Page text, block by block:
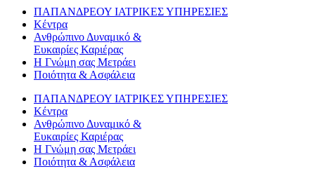
ΠΑΠΑΝΔΡΕΟΥ ΙΑΤΡΙΚΕΣ ΥΠΗΡΕΣΙΕΣ
Κέντρα
Ανθρώπινο Δυναμικό &
Ευκαιρίες Καριέρας
Η Γνώμη σας Μετράει
Ποιότητα & Ασφάλεια
ΠΑΠΑΝΔΡΕΟΥ ΙΑΤΡΙΚΕΣ ΥΠΗΡΕΣΙΕΣ
Κέντρα
Ανθρώπινο Δυναμικό &
Ευκαιρίες Καριέρας
Η Γνώμη σας Μετράει
Ποιότητα & Ασφάλεια